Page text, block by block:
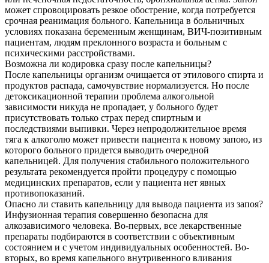
может спровоцировать резкое обострение, когда потребуется
срочная реанимация больного. Капельница в больничных
условиях показана беременным женщинам, ВИЧ-позитивным
пациентам, людям преклонного возраста и больным с
психическими расстройствами.
Возможна ли кодировка сразу после капельницы?
После капельницы организм очищается от этилового спирта и
продуктов распада, самочувствие нормализуется. Но после
детоксикационной терапии проблема алкогольной
зависимости никуда не пропадает, у больного будет
присутствовать только страх перед спиртным и
последствиями выпивки. Через непродолжительное время
тяга к алкоголю может привести пациента к новому запою, из
которого больного придется выводить очередной
капельницей. Для получения стабильного положительного
результата рекомендуется пройти процедуру с помощью
медицинских препаратов, если у пациента нет явных
противопоказаний.
Опасно ли ставить капельницу для вывода пациента из запоя?
Инфузионная терапия совершенно безопасна для
алкозависимого человека. Во-первых, все лекарственные
препараты подбираются в соответствии с объективным
состоянием и с учетом индивидуальных особенностей. Во-
вторых, во время капельного внутривенного вливания